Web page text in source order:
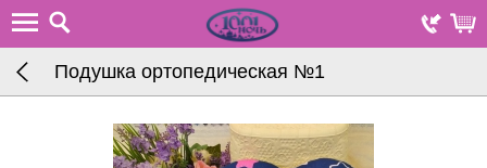
Подушка ортопедическая №1